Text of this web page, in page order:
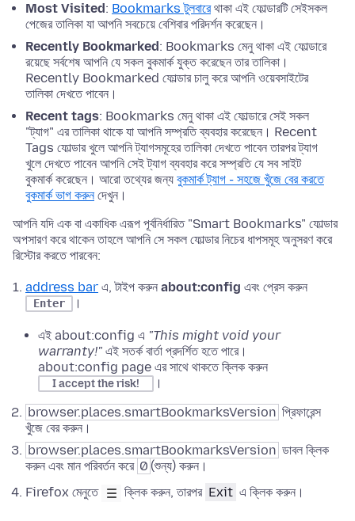
Most Visited : Bookmarks টুলবারেথাকা এই ফোল্ডারটি সেইসকল
পেজের তালিকা যা আপনি সবচেয়ে বেশিবার পরিদর্শন করেছেন।
Recently Bookmarked : Bookmarks মেনু থাকা এই ফোল্ডারে
রয়েছে সর্বশেষ আপনি যে সকল বুকমার্ক যুক্ত করেছেন তার তালিকা।
Recently Bookmarked ফোল্ডার চালু করে আপনি ওয়েবসাইটের
তালিকা দেখতে পাবেন।
Recent tags: Bookmarks মেনু থাকা এই ফোল্ডারে সেই সকল
"ট্যাগ" এর তালিকা থাকে যা আপনি সম্প্রতি ব্যবহার করেছেন। Recent
Tags ফোল্ডার খুলে আপনি ট্যাগসমূহের তালিকা দেখতে পাবেন তারপর ট্যাগ
খুলে দেখতে পাবেন আপনি সেই ট্যাগ ব্যবহার করে সম্প্রতি যে সব সাইট
বুকমার্ক করেছেন। আরো তথ্যের জন্য বুকমার্ক ট্যাগ - সহজে খুঁজে বের করতে
বুকমার্ক ভাগ করুনদেখুন।
আপনি যদি এক বা একাধিক এরূপ পূর্বনির্ধারিত "Smart Bookmarks" ফোল্ডার
অপসারণ করে থাকেন তাহলে আপনি সে সকল ফোল্ডার নিচের ধাপসমূহ অনুসরণ করে
রিস্টোর করতে পারবেন:
address bar এ, টাইপ করুন about:config এবং প্রেস করুন
Enter ।
এই about:config এ "This might void your
warranty!" এই সতর্ক বার্তা প্রদর্শিত হতে পারে।
about:config page এর সাথে থাকতে ক্লিক করুন
I accept the risk!
।
browser.places.smartBookmarksVersion প্রিফারেন্স
খুঁজে বের করুন।
browser.places.smartBookmarksVersion ডাবল ক্লিক
করুন এবং মান পরিবর্তন করে 0 (শুন্য) করুন।
Firefox মেনুতে
ক্লিক করুন, তারপর Exit এ ক্লিক করুন।